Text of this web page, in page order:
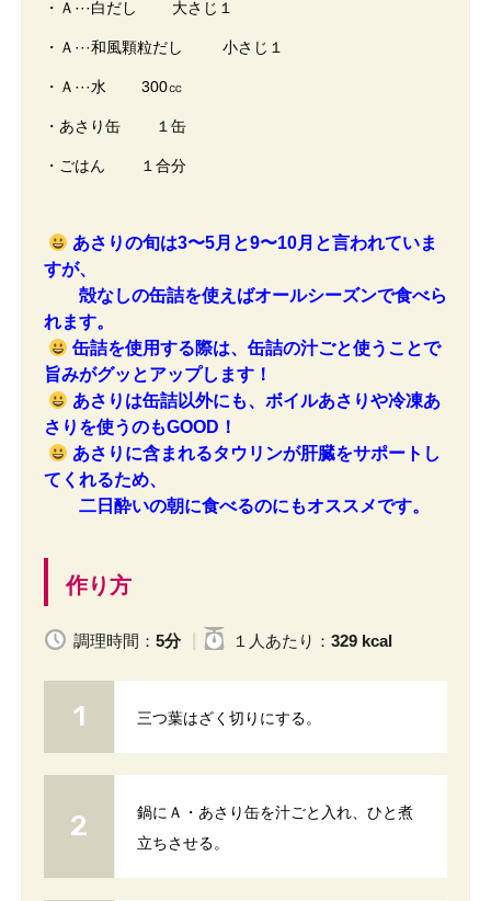
・Ａ···白だし 大さじ１
・Ａ···和風顆粒だし 小さじ１
・Ａ···水 300㏄
・あさり缶 １缶
・ごはん １合分
あさりの旬は3〜5月と9〜10月と言われていま
すが、
殻なしの缶詰を使えばオールシーズンで食べら
れます。
缶詰を使用する際は、缶詰の汁ごと使うことで
旨みがグッとアップします！
あさりは缶詰以外にも、ボイルあさりや冷凍あ
さりを使うのもGOOD！
あさりに含まれるタウリンが肝臓をサポートし
てくれるため、
二日酔いの朝に食べるのにもオススメです。
作り方
調理時間： 5分 １人 あたり ： 329 kcal
三つ葉はざく切りにする。
鍋にＡ・あさり缶を汁ごと入れ、ひと煮
立ちさせる。